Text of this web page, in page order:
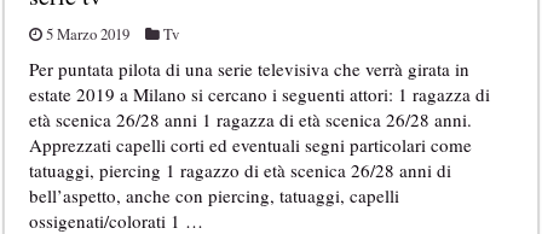
5 Marzo 2019 Tv
Per puntata pilota di una serie televisiva che verrà girata in
estate 2019 a Milano si cercano i seguenti attori: 1 ragazza di
età scenica 26/28 anni 1 ragazza di età scenica 26/28 anni.
Apprezzati capelli corti ed eventuali segni particolari come
tatuaggi, piercing 1 ragazzo di età scenica 26/28 anni di
bell’aspetto, anche con piercing, tatuaggi, capelli
ossigenati/colorati 1 …